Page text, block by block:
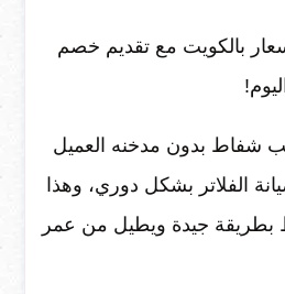
بالكويت مع تقديم خصم
شفاط بدون مدخنه العميل
الفلاتر بشكل دوري، وهذا
جيدة ويطيل من عمر